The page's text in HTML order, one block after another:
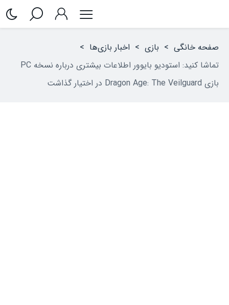
صفحه خانگی > بازی > اخبار بازی‌ها >
تماشا کنید: استودیو بایوور اطلاعات بیشتری درباره نسخه PC
بازی Dragon Age: The Veilguard در اختیار گذاشت